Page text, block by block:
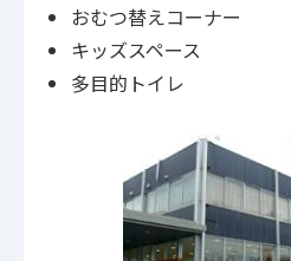
おむつ替えコーナー
キッズスペース
多目的トイレ